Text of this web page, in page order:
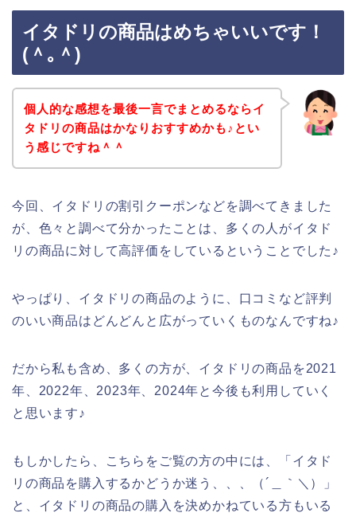
イタドリの商品はめちゃいいです！
(＾｡＾)
個人的な感想を最後一言でまとめるならイ
タドリの商品はかなりおすすめかも♪とい
う感じですね＾＾
今回、イタドリの割引クーポンなどを調べてきました
が、色々と調べて分かったことは、多くの人がイタド
リの商品に対して高評価をしているということでした♪
やっぱり、イタドリの商品のように、口コミなど評判
のいい商品はどんどんと広がっていくものなんですね♪
だから私も含め、多くの方が、イタドリの商品を2021
年、2022年、2023年、2024年と今後も利用していく
と思います♪
もしかしたら、こちらをご覧の方の中には、「イタド
リの商品を購入するかどうか迷う、、、（´＿｀＼）」
と、イタドリの商品の購入を決めかねている方もいる